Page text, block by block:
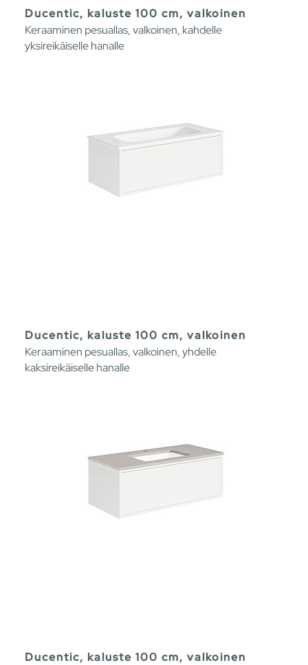
Ducentic, kaluste 100 cm, valkoinen
Keraaminen pesuallas, valkoinen, kahdelle
yksireikäiselle hanalle
Ducentic, kaluste 100 cm, valkoinen
Keraaminen pesuallas, valkoinen, yhdelle
kaksireikäiselle hanalle
Ducentic, kaluste 100 cm, valkoinen